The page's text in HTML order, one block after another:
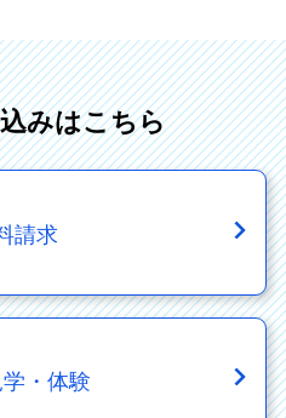
みはこちら
請求
・体験